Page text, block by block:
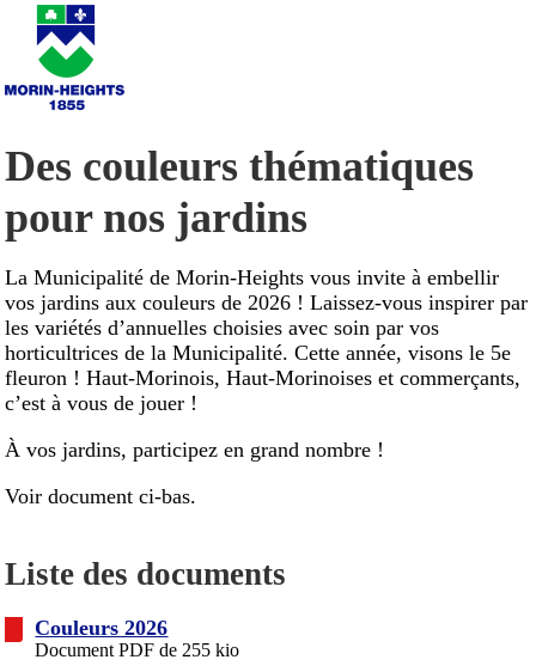
Des couleurs thématiques
pour nos jardins
La Municipalité de Morin-Heights vous invite à embellir
vos jardins aux couleurs de 2026 ! Laissez-vous inspirer par
les variétés d’annuelles choisies avec soin par vos
horticultrices de la Municipalité. Cette année, visons le 5e
fleuron ! Haut-Morinois, Haut-Morinoises et commerçants,
c’est à vous de jouer !
À vos jardins, participez en grand nombre !
Voir document ci-bas.
Liste des documents
Couleurs 2026
Document PDF de 255 kio